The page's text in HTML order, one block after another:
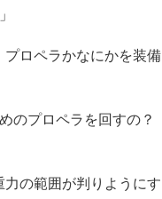
ロペラかなにかを装備
のプロペラを回すの？
の範囲が判りようにす